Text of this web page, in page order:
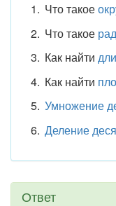
Что такое
Что такое
Как найти
Как найти
Умножение
Деление
Ответ